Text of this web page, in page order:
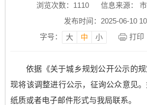
浏览次数： 1110
信息来源：
发布时间：2025-06-10
字号：
大 中 小 打印
依据《关于城乡规划公开公示的规
现将该调整进行公示，征询公众意见
纸质或者电子邮件形式与我局联系。